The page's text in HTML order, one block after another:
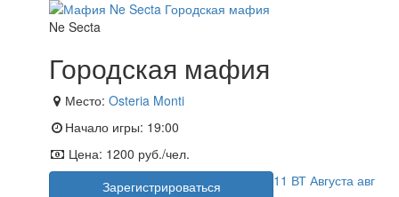
Ne Secta
Городская мафия
Место: Osteria Monti
Начало игры: 19:00
Цена: 1200 руб./чел.
Зарегистрироваться
11 ВТ Августа авг